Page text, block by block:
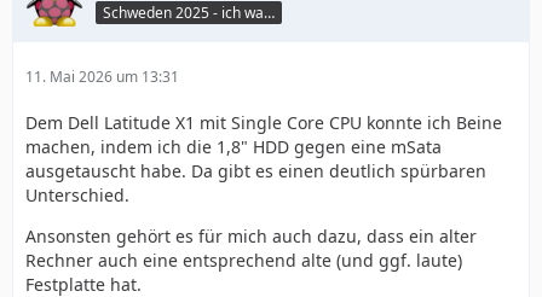
Schweden 2025 - ich war da :seufz:
11. Mai 2026 um 13:31
Dem Dell Latitude X1 mit Single Core CPU konnte ich Beine
machen, indem ich die 1,8" HDD gegen eine mSata
ausgetauscht habe. Da gibt es einen deutlich spürbaren
Unterschied.
Ansonsten gehört es für mich auch dazu, dass ein alter
Rechner auch eine entsprechend alte (und ggf. laute)
Festplatte hat.